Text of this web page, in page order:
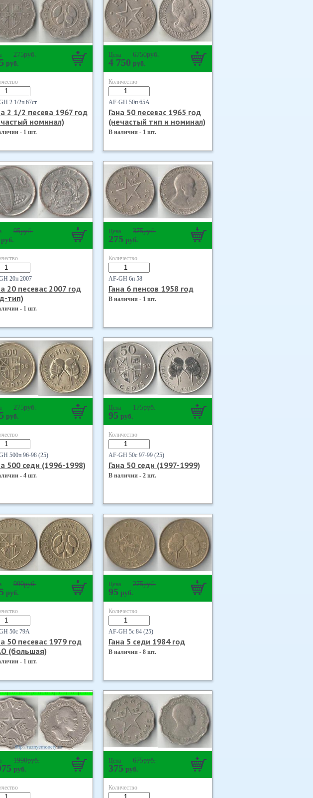
275руб.
руб.
2 1/2п 67ст
2 1/2 песева 1967 год
номинал)
- 1 шт.
Цена 6750руб.
4 750 руб.
Количество
AF-GH 50п 65А
Гана 50 песевас 1965 год
(нечастый тип и номинал)
В наличии - 1 шт.
95руб.
руб.
20п 2007
20 песевас 2007 год
тип)
- 1 шт.
Цена 375руб.
275 руб.
Количество
AF-GH 6п 58
Гана 6 пенсов 1958 год
В наличии - 1 шт.
275руб.
руб.
500п 96-98 (25)
500 седи (1996-1998)
- 4 шт.
Цена 175руб.
95 руб.
Количество
AF-GH 50с 97-99 (25)
Гана 50 седи (1997-1999)
В наличии - 2 шт.
990руб.
руб.
50с 79А
50 песевас 1979 год
(большая)
- 1 шт.
Цена 275руб.
95 руб.
Количество
AF-GH 5с 84 (25)
Гана 5 седи 1984 год
В наличии - 8 шт.
1990руб.
руб.
Цена 675руб.
375 руб.
Количество